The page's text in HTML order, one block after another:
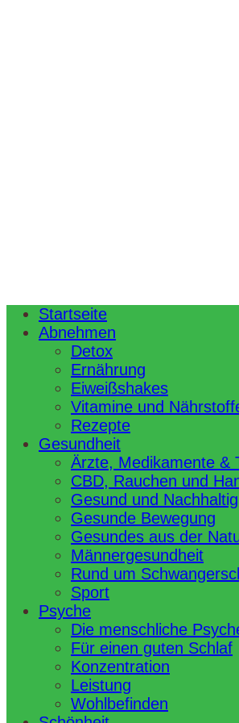
Startseite
Abnehmen
Detox
Ernährung
Eiweißshakes
Vitamine und
Rezepte
Gesundheit
Ärzte, Medikamente &
CBD, Rauchen und
Gesund und
Gesunde Bewegung
Gesundes aus der
Männergesundheit
Rund um
Sport
Psyche
Die menschliche
Für einen guten Schlaf
Konzentration
Leistung
Wohlbefinden